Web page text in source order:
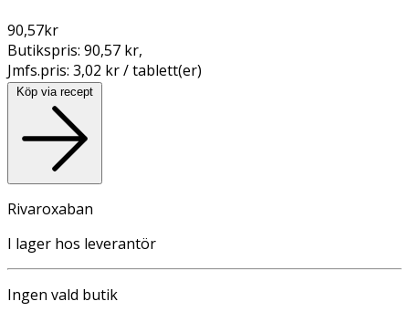
90,57kr
Butikspris: 90,57 kr,
Jmfs.pris: 3,02 kr / tablett(er)
Köp via recept
Rivaroxaban
I lager hos leverantör
Ingen vald butik